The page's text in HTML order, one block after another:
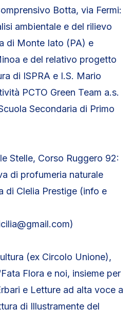
Botta, via Fermi:
ambientale e del rilievo
di Monte Iato (PA) e
e del relativo progetto
di ISPRA e I.S. Mario
PCTO Green Team a.s.
Secondaria di Primo
Stelle, Corso Ruggero 92:
di profumeria naturale
di Clelia Prestige (info e
(ex Circolo Unione),
Flora e noi, insieme per
e Letture ad alta voce a
di Illustramente del